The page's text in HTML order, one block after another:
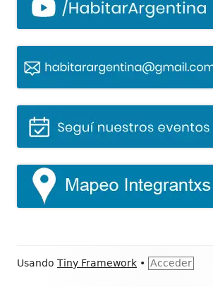
Contenido
Usando Tiny Framework • Acceder